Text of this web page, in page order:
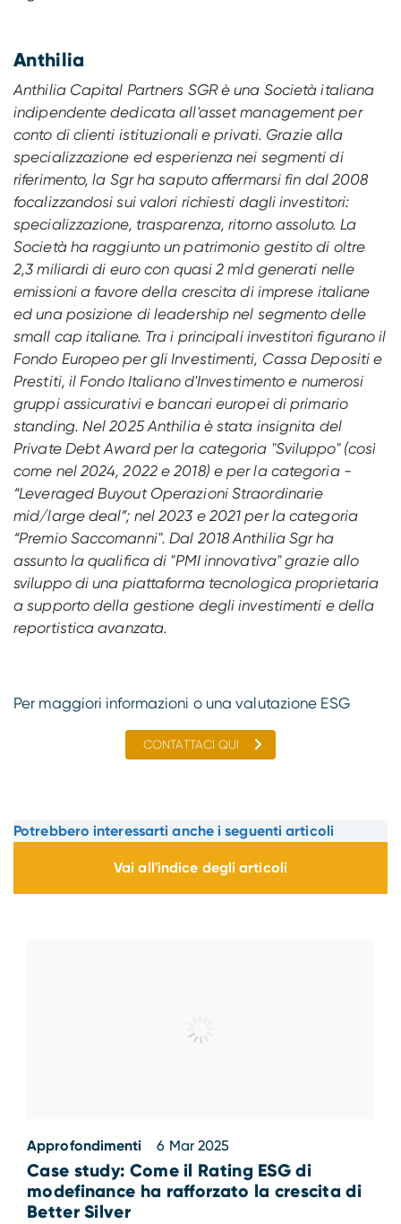
Anthilia
Anthilia Capital Partners SGR è una Società italiana
indipendente dedicata all'asset management per
conto di clienti istituzionali e privati. Grazie alla
specializzazione ed esperienza nei segmenti di
riferimento, la Sgr ha saputo affermarsi fin dal 2008
focalizzandosi sui valori richiesti dagli investitori:
specializzazione, trasparenza, ritorno assoluto. La
Società ha raggiunto un patrimonio gestito di oltre
2,3 miliardi di euro con quasi 2 mld generati nelle
emissioni a favore della crescita di imprese italiane
ed una posizione di leadership nel segmento delle
small cap italiane. Tra i principali investitori figurano il
Fondo Europeo per gli Investimenti, Cassa Depositi e
Prestiti, il Fondo Italiano d'Investimento e numerosi
gruppi assicurativi e bancari europei di primario
standing. Nel 2025 Anthilia è stata insignita del
Private Debt Award per la categoria "Sviluppo" (così
come nel 2024, 2022 e 2018) e per la categoria -
“Leveraged Buyout Operazioni Straordinarie
mid/large deal”; nel 2023 e 2021 per la categoria
“Premio Saccomanni". Dal 2018 Anthilia Sgr ha
assunto la qualifica di "PMI innovativa" grazie allo
sviluppo di una piattaforma tecnologica proprietaria
a supporto della gestione degli investimenti e della
reportistica avanzata.
Per maggiori informazioni o una valutazione ESG
CONTATTACI QUI
Potrebbero interessarti anche i seguenti articoli
Vai all'indice degli articoli
Approfondimenti 6 Mar 2025
Case study: Come il Rating ESG di
modefinance ha rafforzato la crescita di
Better Silver